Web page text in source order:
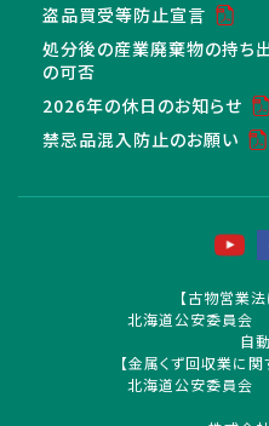
盗品買受等防止宣言
処分後の産業廃棄物の持ち
の可否
2026年の休日のお知らせ
禁忌品混入防止のお願い
【古物営業
北海道公安委員
自
【金属くず回収業に
北海道公安委員